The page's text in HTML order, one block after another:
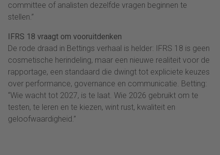
committee of analisten dezelfde vragen beginnen te
stellen.”
IFRS 18 vraagt om vooruitdenken
De rode draad in Bettings verhaal is helder: IFRS 18 is geen
cosmetische herindeling, maar een nieuwe realiteit voor de
rapportage, een standaard die dwingt tot expliciete keuzes
over performance, governance en communicatie. Betting:
“Wie wacht tot 2027, is te laat. Wie 2026 gebruikt om te
testen, te leren en te kiezen, wint rust, kwaliteit en
geloofwaardigheid.”